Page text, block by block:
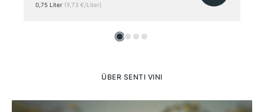
0,75 Liter (9,73 €/Liter)
ÜBER SENTI VINI